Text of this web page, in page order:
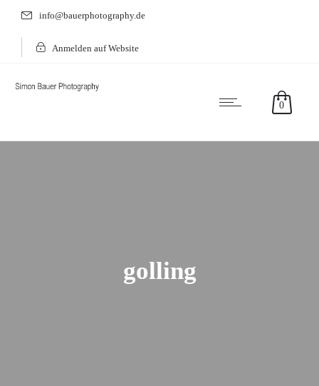
info@bauerphotography.de
Anmelden auf Website
0
golling